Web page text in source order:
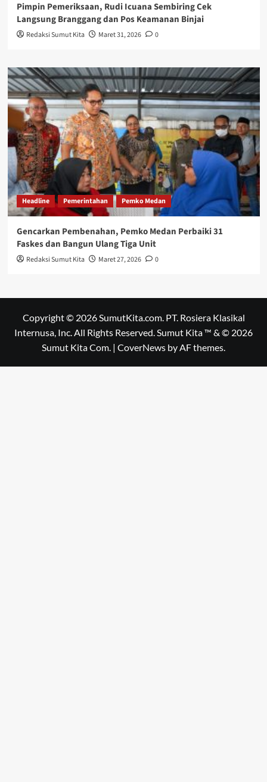
Pimpin Pemeriksaan, Rudi Icuana Sembiring Cek
Langsung Branggang dan Pos Keamanan Binjai
Redaksi Sumut Kita Maret 31, 2026 0
Headline Pemerintahan Pemko Medan
Gencarkan Pembenahan, Pemko Medan Perbaiki 31
Faskes dan Bangun Ulang Tiga Unit
Redaksi Sumut Kita Maret 27, 2026 0
Copyright © 2026 SumutKita.com. PT. Rosiera Klasikal
Internusa, Inc. All Rights Reserved. Sumut Kita ™ & © 2026
Sumut Kita Com. | CoverNews by AF themes.